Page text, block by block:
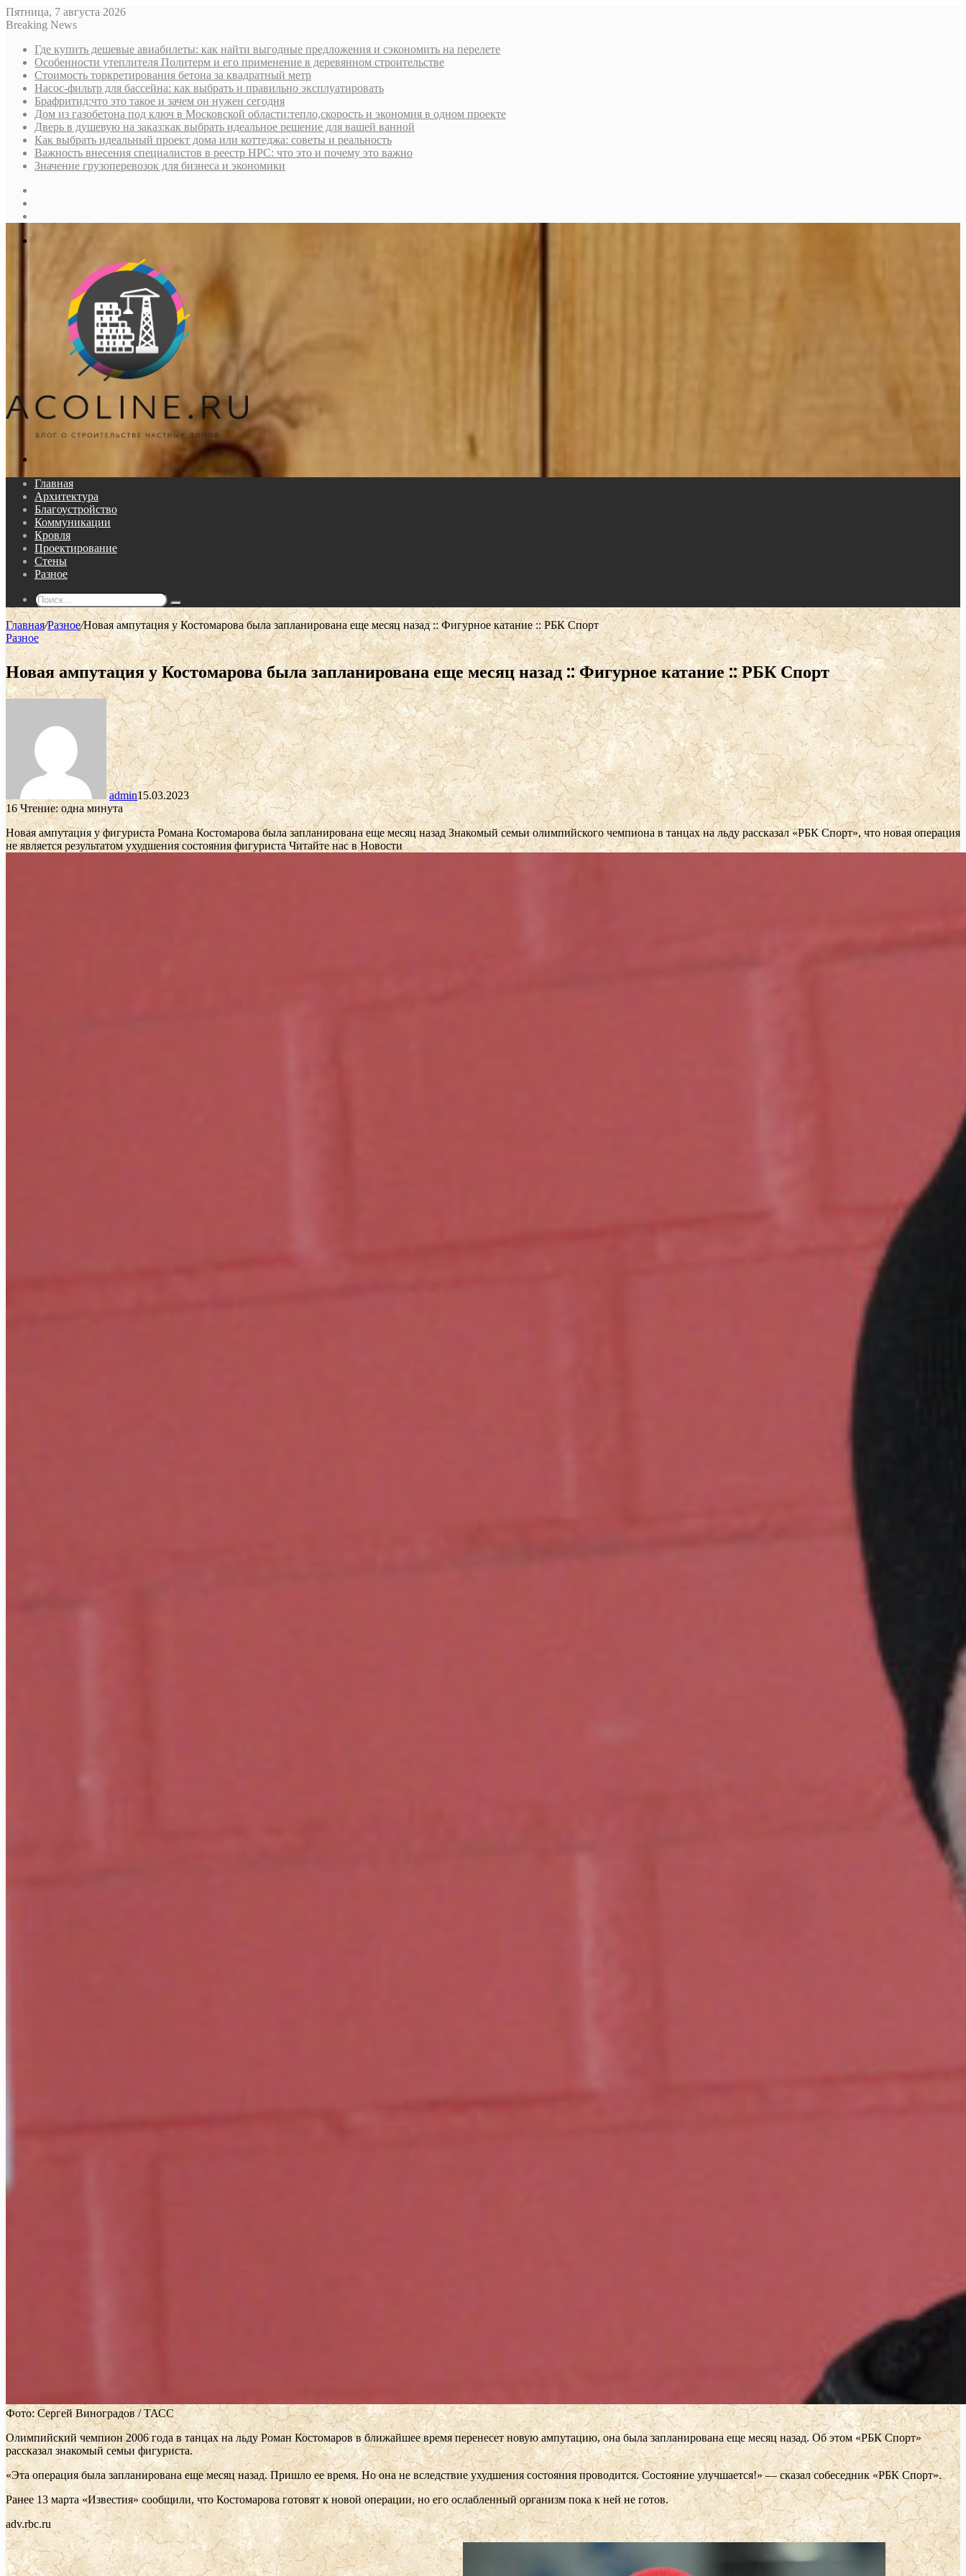
Пятница, 7 августа 2026
Breaking News
Где купить дешевые авиабилеты: как найти выгодные предложения и сэкономить на перелете
Особенности утеплителя Политерм и его применение в деревянном строительстве
Стоимость торкретирования бетона за квадратный метр
Насос-фильтр для бассейна: как выбрать и правильно эксплуатировать
Брафритид:что это такое и зачем он нужен сегодня
Дом из газобетона под ключ в Московской области:тепло,скорость и экономия в одном проекте
Дверь в душевую на заказ:как выбрать идеальное решение для вашей ванной
Как выбрать идеальный проект дома или коттеджа: советы и реальность
Важность внесения специалистов в реестр НРС: что это и почему это важно
Значение грузоперевозок для бизнеса и экономики
Главная
Архитектура
Благоустройство
Коммуникации
Кровля
Проектирование
Стены
Разное
Поиск...
Главная/Разное/Новая ампутация у Костомарова была запланирована еще месяц назад :: Фигурное катание :: РБК Спорт
Разное
Новая ампутация у Костомарова была запланирована еще месяц назад :: Фигурное катание :: РБК Спорт
admin15.03.2023
16Чтение: одна минута
Новая ампутация у фигуриста Романа Костомарова была запланирована еще месяц назад Знакомый семьи олимпийского чемпиона в танцах на льду рассказал «РБК Спорт», что новая операция
не является результатом ухудшения состояния фигуристаЧитайте нас в Новости
Фото: Сергей Виноградов / ТАСС
Олимпийский чемпион 2006 года в танцах на льду Роман Костомаров в ближайшее время перенесет новую ампутацию, она была запланирована еще месяц назад. Об этом «РБК Спорт»
рассказал знакомый семьи фигуриста.
«Эта операция была запланирована еще месяц назад. Пришло ее время. Но она не вследствие ухудшения состояния проводится. Состояние улучшается!» — сказал собеседник «РБК Спорт».
Ранее 13 марта «Известия» сообщили, что Костомарова готовят к новой операции, но его ослабленный организм пока к ней не готов.
adv.rbc.ru